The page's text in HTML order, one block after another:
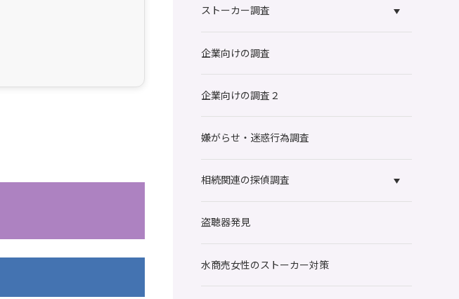
ストーカー調査
企業向けの調査
企業向けの調査２
嫌がらせ・迷惑行為調査
相続関連の探偵調査
盗聴器発見
水商売女性のストーカー対策